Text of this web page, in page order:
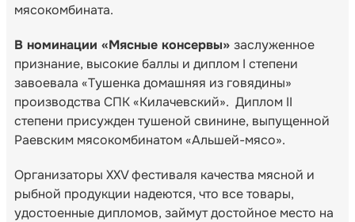
мясокомбината.
В номинации «Мясные консервы» заслуженное
признание, высокие баллы и диплом I степени
завоевала «Тушенка домашняя из говядины»
производства СПК «Килачевский». Диплом II
степени присужден тушеной свинине, выпущенной
Раевским мясокомбинатом «Альшей-мясо».
Организаторы XXV фестиваля качества мясной и
рыбной продукции надеются, что все товары,
удостоенные дипломов, займут достойное место на